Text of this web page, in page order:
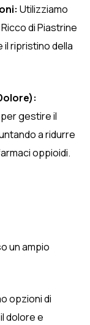
Utilizziamo
di Piastrine
il ripristino della
gestire il
a ridurre
oppioidi.
un ampio
opzioni di
dolore e